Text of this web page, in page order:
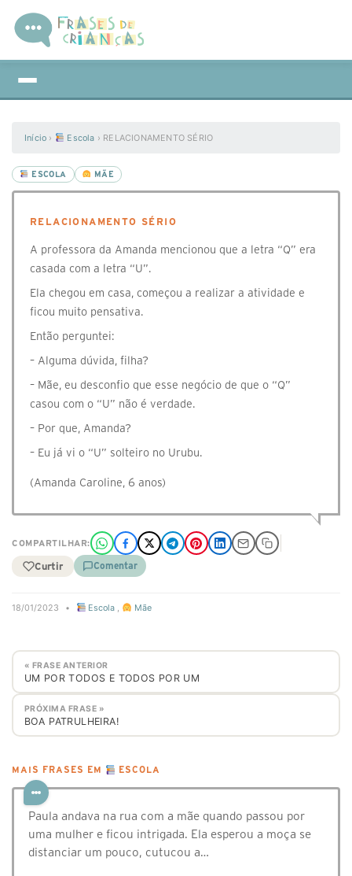
Início › Escola › RELACIONAMENTO SÉRIO
ESCOLA MÃE
RELACIONAMENTO SÉRIO
A professora da Amanda mencionou que a letra “Q” era
casada com a letra “U”.
Ela chegou em casa, começou a realizar a atividade e
ficou muito pensativa.
Então perguntei:
– Alguma dúvida, filha?
– Mãe, eu desconfio que esse negócio de que o “Q”
casou com o “U” não é verdade.
– Por que, Amanda?
– Eu já vi o “U” solteiro no Urubu.
(Amanda Caroline, 6 anos)
COMPARTILHAR:
Curtir Comentar
18/01/2023 • Escola , Mãe
« FRASE ANTERIOR
UM POR TODOS E TODOS POR UM
PRÓXIMA FRASE »
BOA PATRULHEIRA!
MAIS FRASES EM ESCOLA
Paula andava na rua com a mãe quando passou por
uma mulher e ficou intrigada. Ela esperou a moça se
distanciar um pouco, cutucou a…